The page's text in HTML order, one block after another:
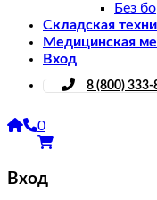
Без
Складская
Медицинская
Вход
8 (800) 333-
0
Вход